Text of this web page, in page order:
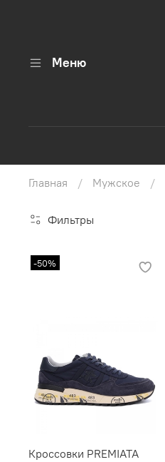
Меню
Главная Мужское
Фильтры
-50%
Кроссовки PREMIATA